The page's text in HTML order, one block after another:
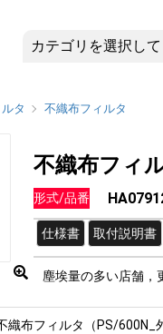
タ 不織布フィルタ
不織布フィ
形式/品番
仕様書 取付説明書
塵埃量の多い店舗，
織布フィルタ（PS/600N_